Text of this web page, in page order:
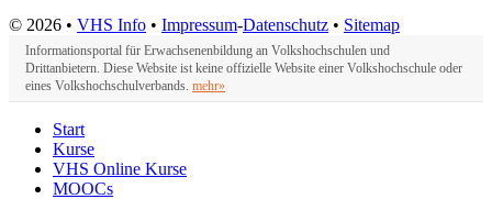
© 2026 • VHS Info • Impressum-Datenschutz • Sitemap
Informationsportal für Erwachsenenbildung an Volkshochschulen und
Drittanbietern. Diese Website ist keine offizielle Website einer Volkshochschule oder
eines Volkshochschulverbands. mehr»
Start
Kurse
VHS Online Kurse
MOOCs